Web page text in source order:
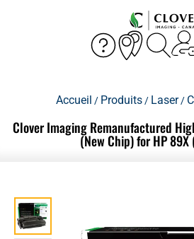
Accueil / Produits/ Laser/
Clover Imaging Remanufactured
(New Chip) for HP 89X